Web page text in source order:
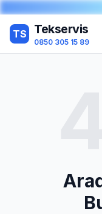
TS Tekservis
0850 305 15 89